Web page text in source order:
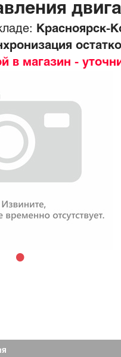
Красноярск-
в магазин -